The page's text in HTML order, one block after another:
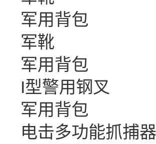
军用背包
军靴
军用背包
I型警用钢叉
军用背包
电击多功能抓捕